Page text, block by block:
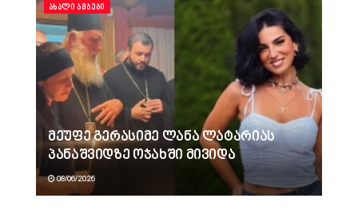
ᲐᲮᲐᲚᲘ ᲐᲛᲑᲔᲑᲘ
მეუფე გერასიმე ლანა ლატარიას
პანაშვიდზე ოჯახში მივიდა
08/06/2026